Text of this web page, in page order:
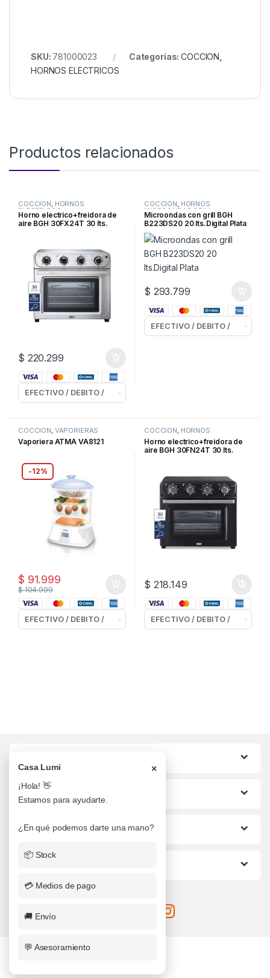
SKU: 781000023 Categorías:COCCION
HORNOS ELECTRICOS
Productos relacionados
COCCION, HORNOS
ELECTRICOS
Horno electrico+freidora de
aire BGH 30FX24T 30 lts.
$ 220.299
COCCION, HORNOS
MICROONDAS GRILL,
MICROONDAS
Microondas con grill BGH
B223DS20 20 lts.Digital Plata
$ 293.799
COCCION, VAPORIERAS
Vaporiera ATMA VA8121
-12%
$ 91.999
$104.999
COCCION, HORNOS
ELECTRICOS
Horno electrico+freidora de
aire BGH 30FN24T 30 lts.
$ 218.149
Informacion al Cliente
Casa Lumi ×
¡Hola! 👋
Estamos para ayudarte.
¿En qué podemos darte una mano?
📦 Stock
💳 Medios de pago
🚚 Envío
💬 Asesoramiento